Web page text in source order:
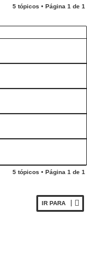
5 tópicos • Página 1 de 1
5 tópicos • Página 1 de 1
IR PARA